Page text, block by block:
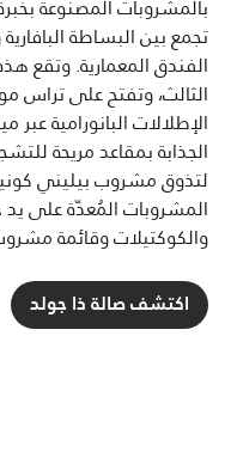
بالمشروبات المصنوعة بخبرة
تجمع بين البساطة
الفندق المعمارية. وتقع
الثالث، وتفتح على تراس
الإطلالات البانورامية
الجذابة بمقاعد مريحة
لتذوق مشروب بيليني
المشروبات المُعدّة على يد
والكوكتيلات وقائمة
اكتشف صالة ذا جولد